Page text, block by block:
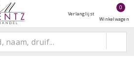
Verlanglijst
0
Winkelwagen